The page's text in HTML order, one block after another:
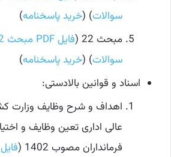
سوالات) (خرید پاسخنامه)
مبحث 22 (
فایل PDF مبحث 22
سوالات) (خرید پاسخنامه)
اسناد و قوانین بالادستی:
اهداف و شرح وظایف وزارت
عالی اداری تعین وظایف و
فرمانداران مصوب 1402 (